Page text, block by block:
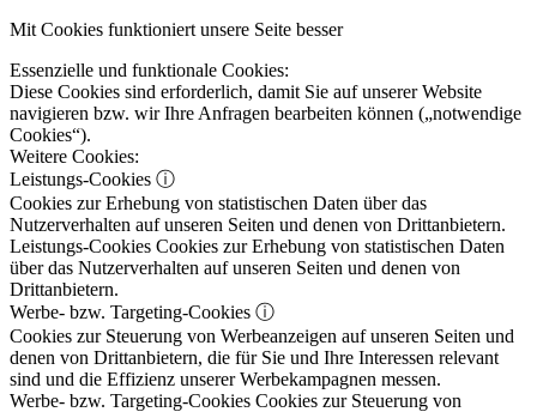
Mit Cookies funktioniert unsere Seite besser
Essenzielle und funktionale Cookies:
Diese Cookies sind erforderlich, damit Sie auf unserer Website
navigieren bzw. wir Ihre Anfragen bearbeiten können („notwendige
Cookies“).
Weitere Cookies:
Leistungs-Cookies ⓘ
Cookies zur Erhebung von statistischen Daten über das
Nutzerverhalten auf unseren Seiten und denen von Drittanbietern.
Leistungs-Cookies Cookies zur Erhebung von statistischen Daten
über das Nutzerverhalten auf unseren Seiten und denen von
Drittanbietern.
Werbe- bzw. Targeting-Cookies ⓘ
Cookies zur Steuerung von Werbeanzeigen auf unseren Seiten und
denen von Drittanbietern, die für Sie und Ihre Interessen relevant
sind und die Effizienz unserer Werbekampagnen messen.
Werbe- bzw. Targeting-Cookies Cookies zur Steuerung von